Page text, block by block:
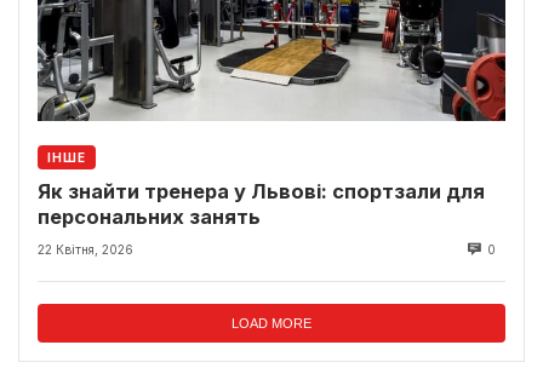
ІНШЕ
Як знайти тренера у Львові: спортзали для
персональних занять
22 Квітня, 2026 0
LOAD MORE